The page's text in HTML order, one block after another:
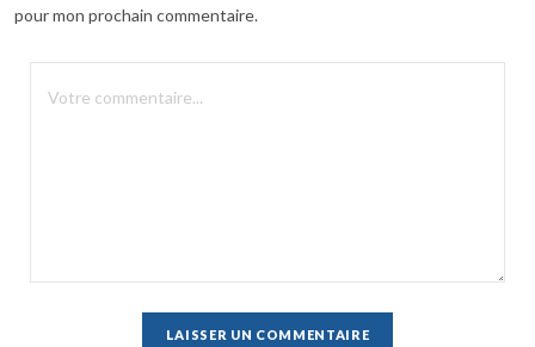
pour mon prochain commentaire.